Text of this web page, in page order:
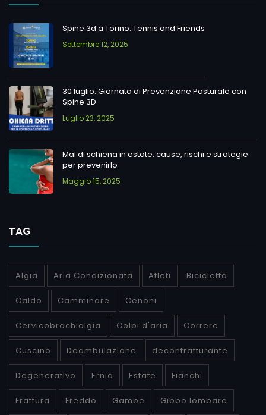
Spine 3d a Torino: Tennis and Friends
Settembre 12, 2025
30 luglio: Giornata di Prevenzione Posturale con
Spine 3D
Luglio 23, 2025
Mal di schiena in estate: cause, rischi e strategie
per prevenirlo
Maggio 15, 2025
TAG
Algia Aria Condizionata Atleti Bicicletta
Caldo Camminare Cenoni
Cervicobrachialgia Colpi d'aria Correre
Cuscino Deambulazione decontratturante
Degenerativo Ernia Estate Fianchi
Frattura Freddo Gambe Gibbo lombare